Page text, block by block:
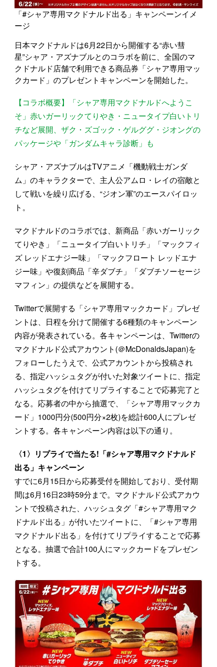
「#シャア専用マクドナルド出る」キャンペーンイメ
ージ
日本マクドナルドは6月22日から開催する“赤い彗
星”シャア・アズナブルとのコラボを前に、全国のマ
クドナルド店舗で利用できる商品券「シャア専用マッ
クカード」のプレゼントキャンペーンを開始した。
【コラボ概要】「シャア専用マクドナルドへようこ
そ」赤いガーリックてりやき・ニュータイプ白いトリ
チなど展開、ザク・ズゴック・ゲルググ・ジオングの
パッケージや「ガンダムキャラ診断」も
シャア・アズナブルはTVアニメ「機動戦士ガンダ
ム」のキャラクターで、主人公アムロ・レイの宿敵と
して戦いを繰り広げる、“ジオン軍”のエースパイロッ
ト。
マクドナルドのコラボでは、新商品「赤いガーリック
てりやき」「ニュータイプ白いトリチ」「マックフィ
ズ レッドエナジー味」「マックフロート レッドエナ
ジー味」や復刻商品「辛ダブチ」「ダブチソーセージ
マフィン」の提供などを展開する。
Twitterで展開する「シャア専用マックカード」プレゼ
ントは、日程を分けて開催する6種類のキャンペーン
内容が発表されている。各キャンペーンは、Twitterの
マクドナルド公式アカウント(＠McDonaldsJapan)を
フォローしたうえで、公式アカウントから投稿され
る、指定ハッシュタグが付いた対象ツイートに、指定
ハッシュタグを付けてリプライすることで応募完了と
なる。応募者の中から抽選で、「シャア専用マックカ
ード」1000円分(500円分×2枚)を総計600人にプレゼ
ントする。各キャンペーン内容は以下の通り。
〈1〉リプライで当たる!「#シャア専用マクドナルド
出る」キャンペーン
すでに6月15日から応募受付を開始しており、受付期
間は6月16日23時59分まで。マクドナルド公式アカウ
ントで投稿された、ハッシュタグ「#シャア専用マク
ドナルド出る」が付いたツイートに、「#シャア専用
マクドナルド出る」を付けてリプライすることで応募
となる。抽選で合計100人にマックカードをプレゼン
トする。